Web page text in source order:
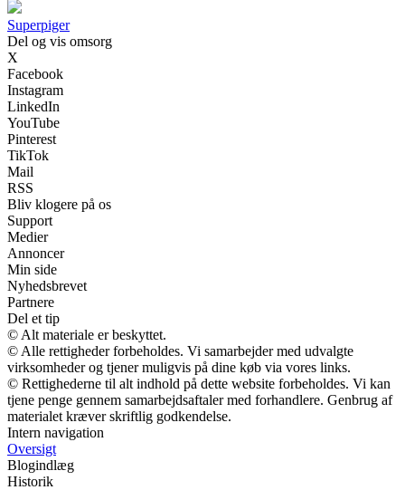
Superpiger
Del og vis omsorg
X
Facebook
Instagram
LinkedIn
YouTube
Pinterest
TikTok
Mail
RSS
Bliv klogere på os
Support
Medier
Annoncer
Min side
Nyhedsbrevet
Partnere
Del et tip
© Alt materiale er beskyttet.
© Alle rettigheder forbeholdes. Vi samarbejder med udvalgte
virksomheder og tjener muligvis på dine køb via vores links.
© Rettighederne til alt indhold på dette website forbeholdes. Vi kan
tjene penge gennem samarbejdsaftaler med forhandlere. Genbrug af
materialet kræver skriftlig godkendelse.
Intern navigation
Oversigt
Blogindlæg
Historik